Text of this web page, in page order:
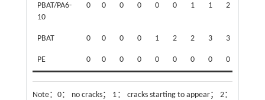
PBAT/PA6-
10
0 0 0 0 0 0 1 1 2
PBAT 0 0 0 0 1 2 2 3 3
PE 0 0 0 0 0 0 0 0 0
Note： 0： no cracks； 1： cracks starting to appear； 2：